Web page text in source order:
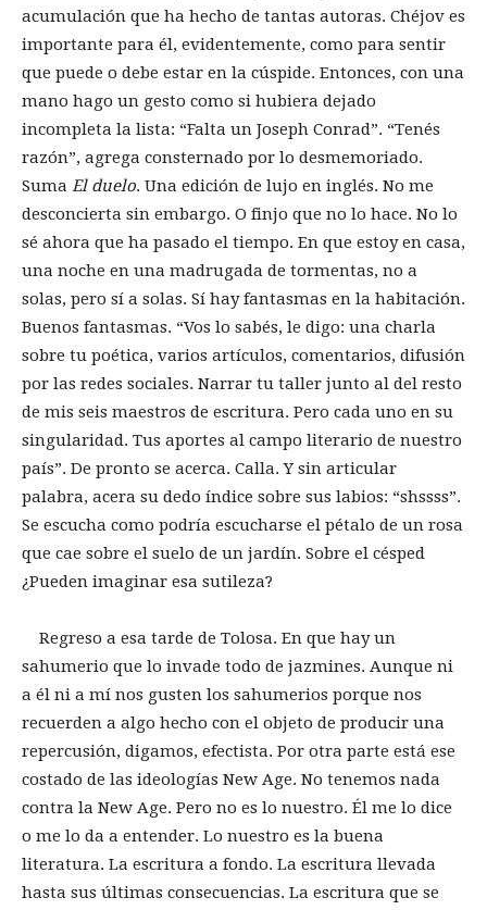
acumulación que ha hecho de tantas autoras. Chéjov es
importante para él, evidentemente, como para sentir
que puede o debe estar en la cúspide. Entonces, con una
mano hago un gesto como si hubiera dejado
incompleta la lista: “Falta un Joseph Conrad”. “Tenés
razón”, agrega consternado por lo desmemoriado.
Suma El duelo. Una edición de lujo en inglés. No me
desconcierta sin embargo. O finjo que no lo hace. No lo
sé ahora que ha pasado el tiempo. En que estoy en casa,
una noche en una madrugada de tormentas, no a
solas, pero sí a solas. Sí hay fantasmas en la habitación.
Buenos fantasmas. “Vos lo sabés, le digo: una charla
sobre tu poética, varios artículos, comentarios, difusión
por las redes sociales. Narrar tu taller junto al del resto
de mis seis maestros de escritura. Pero cada uno en su
singularidad. Tus aportes al campo literario de nuestro
país”. De pronto se acerca. Calla. Y sin articular
palabra, acera su dedo índice sobre sus labios: “shssss”.
Se escucha como podría escucharse el pétalo de un rosa
que cae sobre el suelo de un jardín. Sobre el césped
¿Pueden imaginar esa sutileza?
Regreso a esa tarde de Tolosa. En que hay un
sahumerio que lo invade todo de jazmines. Aunque ni
a él ni a mí nos gusten los sahumerios porque nos
recuerden a algo hecho con el objeto de producir una
repercusión, digamos, efectista. Por otra parte está ese
costado de las ideologías New Age. No tenemos nada
contra la New Age. Pero no es lo nuestro. Él me lo dice
o me lo da a entender. Lo nuestro es la buena
literatura. La escritura a fondo. La escritura llevada
hasta sus últimas consecuencias. La escritura que se